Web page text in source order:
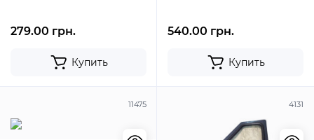
279.00 грн.
Купить
540.00 грн.
Купить
11475 4131